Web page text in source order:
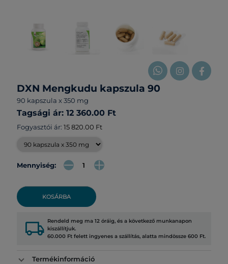
DXN Mengkudu kapszula 90
90 kapszula x 350 mg
Tagsági ár: 12 360.00 Ft
Fogyasztói ár: 15 820.00 Ft
Mennyiség:
KOSÁRBA
local_shipping Rendeld meg ma 12 óráig, és a következő munkanapon
kiszállítjuk.
60.000 Ft felett ingyenes a szállítás, alatta mindössze 600 Ft.
Termékinformáció